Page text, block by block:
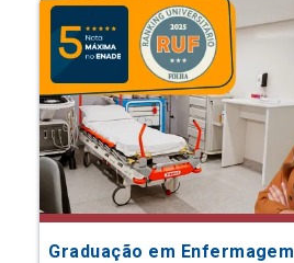
Graduação em Enfermagem